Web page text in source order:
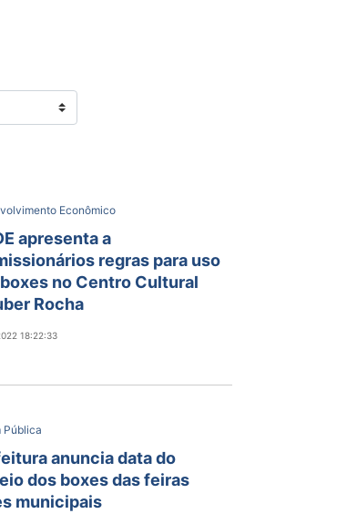
Econômico
apresenta a
regras para uso
no Centro Cultural
Rocha
18:22:33
Pública
anuncia data do
dos boxes das feiras
municipais